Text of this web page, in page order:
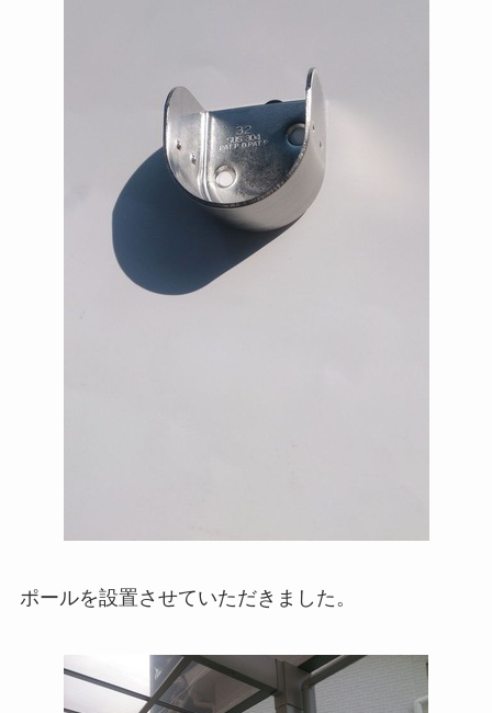
ポールを設置させていただきました。